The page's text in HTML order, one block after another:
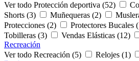
Ver todo Protección deportiva (52)
Shorts (3)
Muñequeras (2)
Protecciones (2)
Protectores Bucales
Tobilleras (3)
Vendas Elásticas (12)
Recreación
Ver todo Recreación (5)
Relojes (1)